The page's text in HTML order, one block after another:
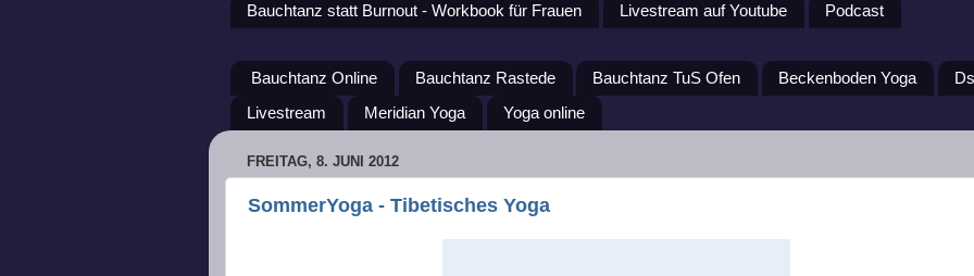
Bauchtanz statt Burnout - Workbook für Frauen
Livestream auf Youtube Podcast
Bauchtanz Online Bauchtanz Rastede Bauchtanz TuS Ofen Beckenboden Yoga
Livestream
Meridian Yoga Yoga online
FREITAG, 8. JUNI 2012
SommerYoga - Tibetisches Yoga